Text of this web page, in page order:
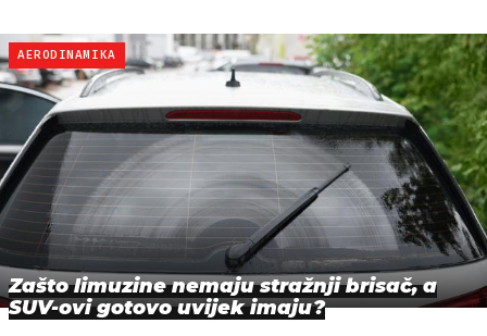
AERODINAMIKA
Zašto limuzine nemaju stražnji brisač, a
SUV-ovi gotovo uvijek imaju?